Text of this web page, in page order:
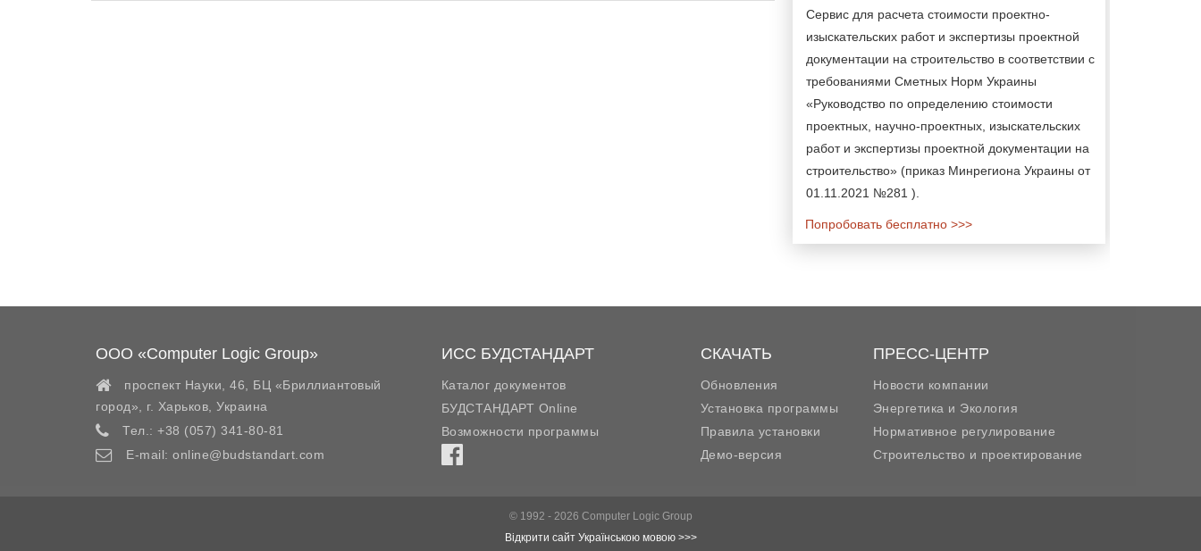
Сервис для расчета стоимости проектно-
изыскательских работ и экспертизы проектной
документации на строительство в соответствии с
требованиями Сметных Норм Украины
«Руководство по определению стоимости
проектных, научно-проектных, изыскательских
работ и экспертизы проектной документации на
строительство» (приказ Минрегиона Украины от
01.11.2021 №281 ).
Попробовать бесплатно >>>
ООО «Computer Logic Group»
проспект Науки, 46, БЦ «Бриллиантовый
город»,
г. Харьков Украина
Тел.: +38 (057) 341-80-81
E-mail: online@budstandart.com
ИСС БУДСТАНДАРТ
Каталог документов
БУДСТАНДАРТ Online
Возможности программы
СКАЧАТЬ
Обновления
Установка программы
Правила установки
Демо-версия
ПРЕСС-ЦЕНТР
Новости компании
Энергетика и Экология
Нормативное регулирование
Строительство и проектирование
© 1992 - 2026 Computer Logic Group
Відкрити сайт Українською мовою >>>